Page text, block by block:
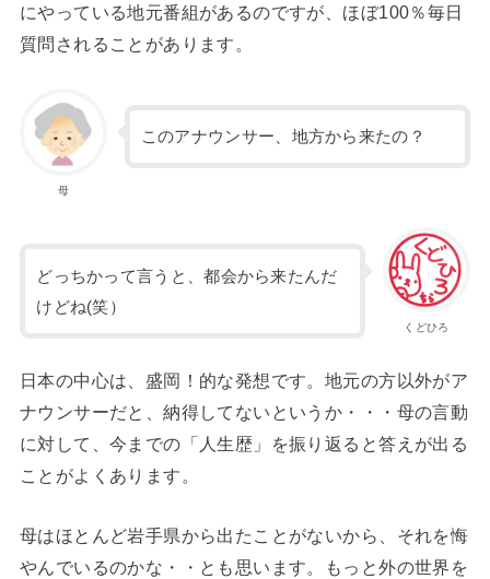
にやっている地元番組があるのですが、ほぼ100％毎日
質問されることがあります。
母
このアナウンサー、地方から来たの？
くどひろ
どっちかって言うと、都会から来たんだ
けどね(笑）
日本の中心は、盛岡！的な発想です。地元の方以外がア
ナウンサーだと、納得してないというか・・・母の言動
に対して、今までの「人生歴」を振り返ると答えが出る
ことがよくあります。
母はほとんど岩手県から出たことがないから、それを悔
やんでいるのかな・・とも思います。もっと外の世界を